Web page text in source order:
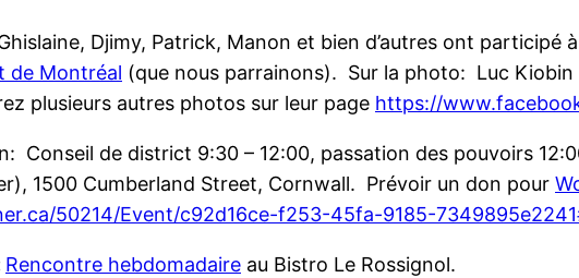
Djimy, Patrick, Manon et bien d’autres ont participé
de Montréal (que nous parrainons). Sur la photo: Luc
plusieurs autres photos sur leur page https://
Conseil de district 9:30 – 12:00, passation des pouvoirs
1500 Cumberland Street, Cornwall. Prévoir un don pour
50214/Event/c92d16ce-f253-45fa-9185-
Rencontre hebdomadaire au Bistro Le Rossignol.